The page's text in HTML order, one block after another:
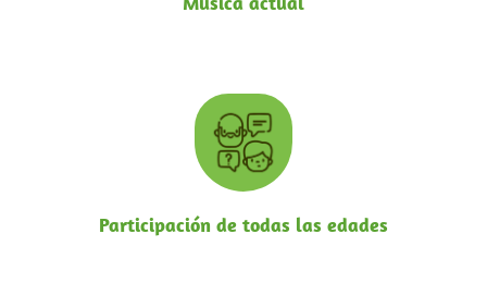
Participación de todas las edades